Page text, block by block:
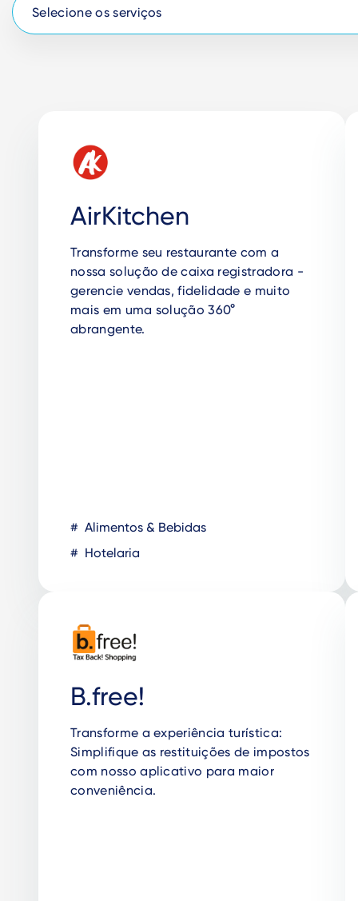
AirKitchen
Transforme seu restaurante com a
nossa solução de caixa registradora -
gerencie vendas, fidelidade e muito
mais em uma solução 360°
abrangente.
Alimentos & Bebidas
Hotelaria
B.free!
Transforme a experiência turística:
Simplifique as restituições de impostos
com nosso aplicativo para maior
conveniência.